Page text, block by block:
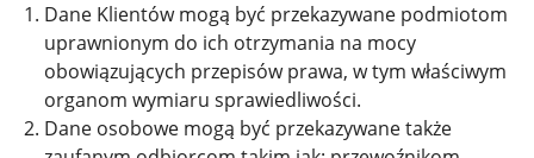
Dane Klientów mogą być przekazywane podmiotom
uprawnionym do ich otrzymania na mocy
obowiązujących przepisów prawa, w tym właściwym
organom wymiaru sprawiedliwości.
Dane osobowe mogą być przekazywane także